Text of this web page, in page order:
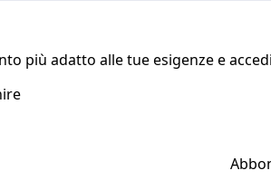
più adatto alle tue esigenze e